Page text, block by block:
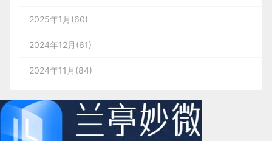
2025年1月(60)
2024年12月(61)
2024年11月(84)
2024年9月(144)